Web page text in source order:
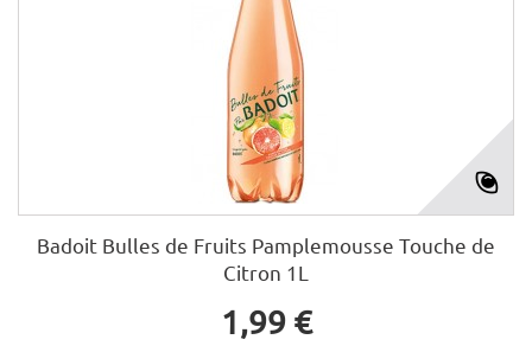
Badoit Bulles de Fruits Pamplemousse Touche de
Citron 1L
1,99 €